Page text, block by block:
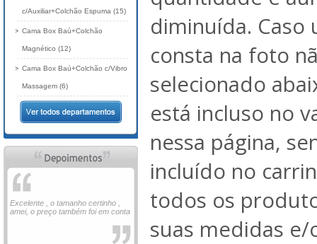
diminuída.
consta na foto
selecionado
está incluso no
nessa página,
incluído no
todos os
suas medidas e/
c/Auxiliar+Colchão Espuma (15)
Cama Box Baú+Colchão
Magnético (12)
Cama Box Baú+Colchão c/Vibro
Massagem (6)
Excelente , o tamanho certinho ,
amei, o preço também foi em conta